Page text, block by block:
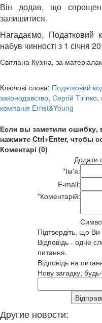
Він додав, що
залишитися.
Нагадаємо, Податковий
набув чинності з 1 січня
Світлана Кузіна, за
Ключові слова: Податковий
законодавство, Сергій Тігіпко,
компанія Ernst&Young
Если вы заметили ошибку,
нажмите Ctrl+Enter, чтобы
Коментарі (0)
Додати
*Ім'я:
E-mail:
*Коментарій:
Підтвердіть, що
Відповідь - одне
питання.
Відповідь на
Нову загадку,
Другие новости: